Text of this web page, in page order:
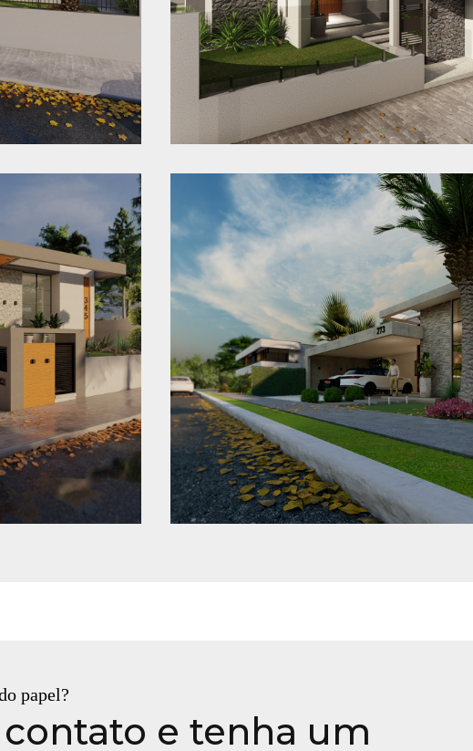
Reforma ET
Jaraguá do Sul - SC
Casa CS
Jaraguá do Sul - SC
papel?
e tenha um